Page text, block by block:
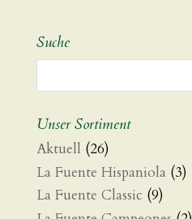
Suche
Unser Sortiment
Aktuell (26)
La Fuente Hispaniola (3)
La Fuente Classic (9)